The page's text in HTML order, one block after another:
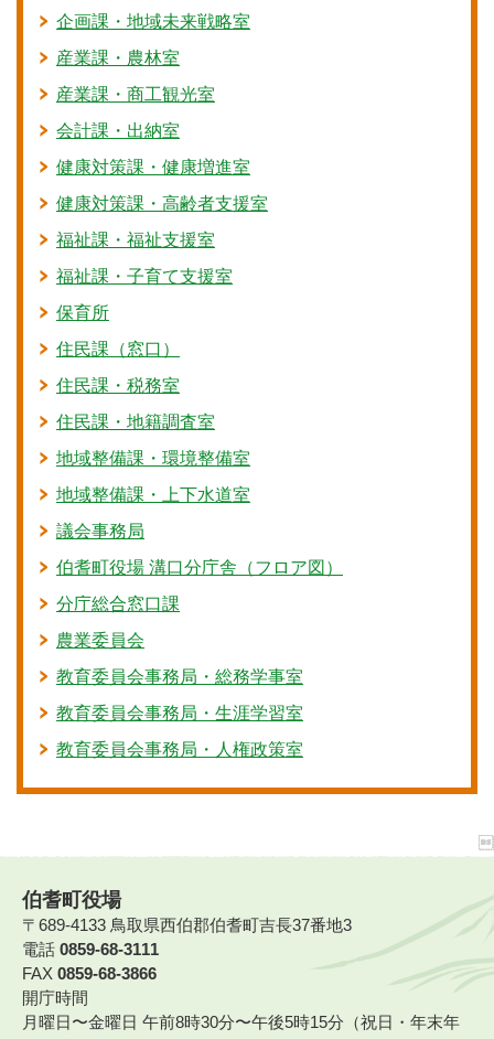
企画課・地域未来戦略室
産業課・農林室
産業課・商工観光室
会計課・出納室
健康対策課・健康増進室
健康対策課・高齢者支援室
福祉課・福祉支援室
福祉課・子育て支援室
保育所
住民課（窓口）
住民課・税務室
住民課・地籍調査室
地域整備課・環境整備室
地域整備課・上下水道室
議会事務局
伯耆町役場 溝口分庁舎（フロア図）
分庁総合窓口課
農業委員会
教育委員会事務局・総務学事室
教育委員会事務局・生涯学習室
教育委員会事務局・人権政策室
伯耆町役場
〒689-4133 鳥取県西伯郡伯耆町吉長37番地3
電話 0859-68-3111
FAX 0859-68-3866
開庁時間
月曜日〜金曜日 午前8時30分〜午後5時15分（祝日・年末年